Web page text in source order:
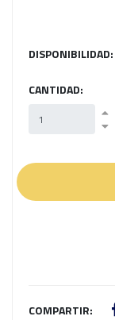
DISPONIBILIDAD:
CANTIDAD:
COMPARTIR: